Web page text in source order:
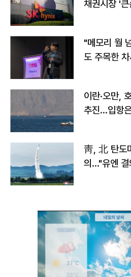
채권시장 '
"메모리 월
도 주목한
이란·오만,
추진…입항
靑, 北 탄도
의…"유엔 결